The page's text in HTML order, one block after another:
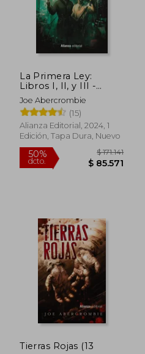
50% $ 99.039
La Primera Ley:
Libros I, II, y III -
Estuche
Joe Abercrombie
(15)
Alianza Editorial, 2024, 1
Edición, Tapa Dura, Nuevo
Tierras Rojas (13